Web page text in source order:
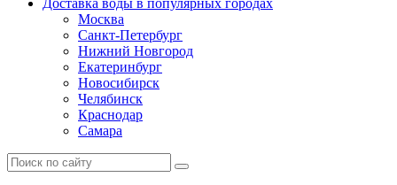
Доставка воды в популярных городах
Москва
Санкт-Петербург
Нижний Новгород
Екатеринбург
Новосибирск
Челябинск
Краснодар
Самара